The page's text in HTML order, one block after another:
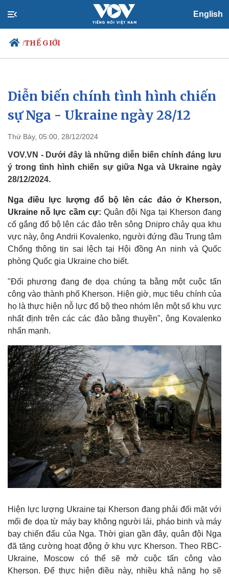
English
/THẾ GIỚI
Chính trị
Đảng
Tổ chức nhân sự
Nhận diện sự thật
Xã hội
Tin 24h
Dự báo thời tiết
Việc làm
Biển đảo
Diễn biến chính tình hình chiến
sự Nga - Ukraine ngày 28/12
Thứ Bảy, 05:00, 28/12/2024
VOV.VN - Dưới đây là những diễn biến chính đáng lưu
ý trong tình hình chiến sự giữa Nga và Ukraine ngày
28/12/2024.
Nga điều lực lượng đổ bộ lên các đảo ở Kherson,
Ukraine nỗ lực cầm cự: Quân đội Nga tại Kherson đang
cố gắng đổ bộ lên các đảo trên sông Dnipro chảy qua khu
vực này, ông Andrii Kovalenko, người đứng đầu Trung tâm
Chống thông tin sai lệch tại Hội đồng An ninh và Quốc
phòng Quốc gia Ukraine cho biết.
"Đối phương đang đe dọa chúng ta bằng một cuộc tấn
công vào thành phố Kherson. Hiện giờ, mục tiêu chính của
họ là thực hiện nỗ lực đổ bộ theo nhóm lên một số khu vực
nhất định trên các các đảo bằng thuyền", ông Kovalenko
nhấn mạnh.
Hiện lực lượng Ukraine tại Kherson đang phải đối mặt với
mối đe dọa từ máy bay không người lái, pháo binh và máy
bay chiến đấu của Nga. Thời gian gần đây, quân đội Nga
đã tăng cường hoạt động ở khu vực Kherson. Theo RBC-
Ukraine, Moscow có thể sẽ mở cuộc tấn công vào
Kherson. Để thực hiện điều này, nhiều khả năng họ sẽ